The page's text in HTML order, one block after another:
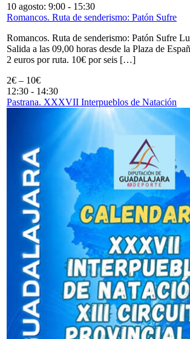
10 agosto: 9:00 - 15:30
Romancos. Ruta de senderismo: Patón Sufre
Romancos. Ruta de senderismo: Patón Sufre
Salida a las 09,00 horas desde la Plaza de
2 euros por ruta. 10€ por seis […]
2€ – 10€
12:30 - 14:30
Pastrana. XXXVII Interpueblos de Natación